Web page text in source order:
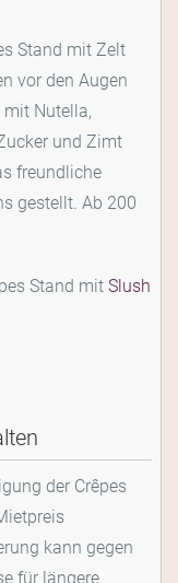
Stand mit Zelt
vor den Augen
mit Nutella,
und Zimt
freundliche
gestellt. Ab 200
Stand mit Slush
der Crêpes
kann gegen
für längere